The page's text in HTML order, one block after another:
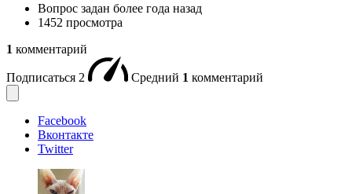
Вопрос задан более года назад
1452 просмотра
1 комментарий
Подписаться 2 Средний 1 комментарий
Facebook
Вконтакте
Twitter